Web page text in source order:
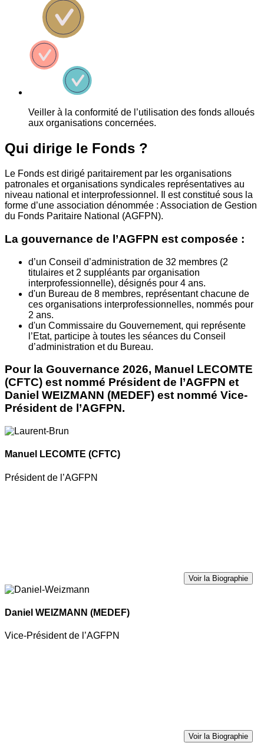
Veiller à la conformité de l’utilisation des fonds alloués
aux organisations concernées.
Qui dirige le Fonds ?
Le Fonds est dirigé paritairement par les organisations
patronales et organisations syndicales représentatives au
niveau national et interprofessionnel. Il est constitué sous la
forme d’une association dénommée : Association de Gestion
du Fonds Paritaire National (AGFPN).
La gouvernance de l’AGFPN est composée :
d’un Conseil d’administration de 32 membres (2
titulaires et 2 suppléants par organisation
interprofessionnelle), désignés pour 4 ans.
d'un Bureau de 8 membres, représentant chacune de
ces organisations interprofessionnelles, nommés pour
2 ans.
d'un Commissaire du Gouvernement, qui représente
l’Etat, participe à toutes les séances du Conseil
d’administration et du Bureau.
Pour la Gouvernance 2026, Manuel LECOMTE
(CFTC) est nommé Président de l’AGFPN et
Daniel WEIZMANN (MEDEF) est nommé Vice-
Président de l’AGFPN.
Manuel LECOMTE (CFTC)
Président de l’AGFPN
Voir la Biographie
Daniel WEIZMANN (MEDEF)
Vice-Président de l’AGFPN
Voir la Biographie